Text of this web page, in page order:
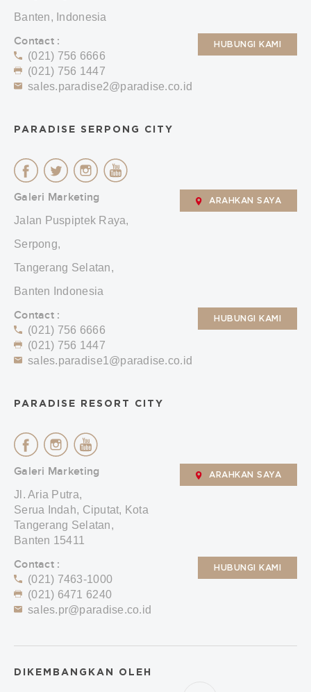
Banten, Indonesia
Contact :
(021) 756 6666
(021) 756 1447
sales.paradise2@paradise.co.id
HUBUNGI KAMI
PARADISE SERPONG CITY
Galeri Marketing
Jalan Puspiptek Raya,
Serpong,
Tangerang Selatan,
Banten Indonesia
ARAHKAN SAYA
Contact :
(021) 756 6666
(021) 756 1447
sales.paradise1@paradise.co.id
HUBUNGI KAMI
PARADISE RESORT CITY
Galeri Marketing
Jl. Aria Putra,
Serua Indah, Ciputat, Kota
Tangerang Selatan,
Banten 15411
ARAHKAN SAYA
Contact :
(021) 7463-1000
(021) 6471 6240
sales.pr@paradise.co.id
HUBUNGI KAMI
DIKEMBANGKAN OLEH